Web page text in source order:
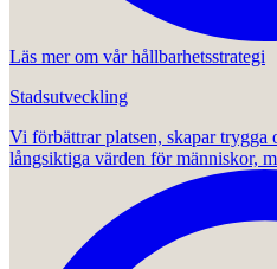
Läs mer om vår hållbarhetsstrategi
Stadsutveckling
Vi förbättrar platsen, skapar
långsiktiga värden för människor,